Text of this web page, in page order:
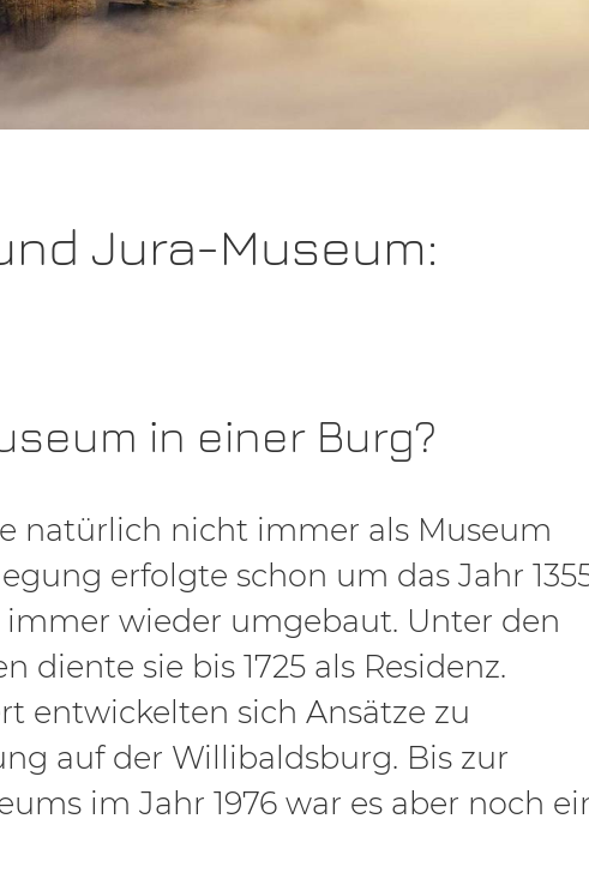
Jura-Museum:
in einer Burg?
natürlich nicht immer als Museum
erfolgte schon um das Jahr
wieder umgebaut. Unter den
diente sie bis 1725 als Residenz.
entwickelten sich Ansätze zu
auf der Willibaldsburg. Bis zur
im Jahr 1976 war es aber noch